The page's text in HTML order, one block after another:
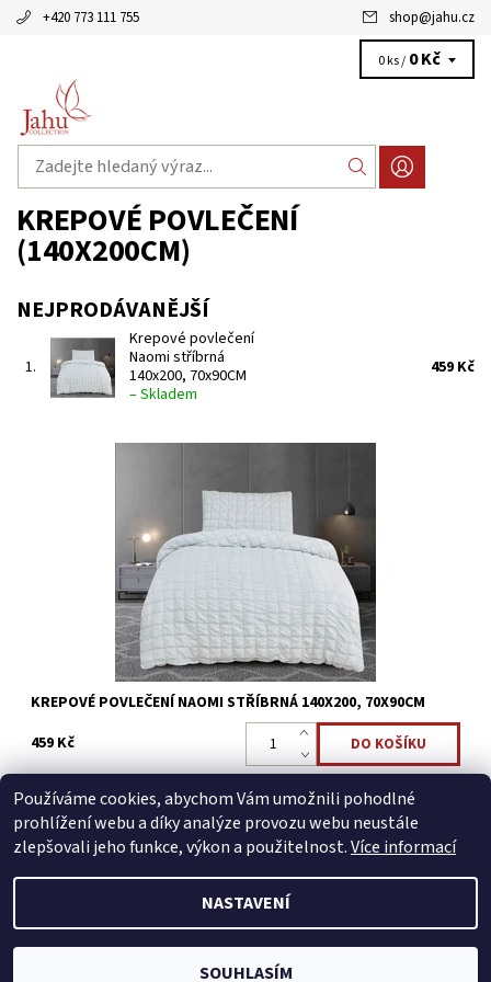
+420 773 111 755 shop@jahu.cz
0 ks / 0 Kč
KREPOVÉ POVLEČENÍ
(140X200CM)
NEJPRODÁVANĚJŠÍ
1.
Krepové povlečení
Naomi stříbrná
140x200, 70x90CM
–Skladem
459 Kč
který vytváří zajímavou strukturu na povrchu látky. Krepový
materiál má typickou lehce zvlněnou texturu, která povlečení...
Skladem >5 ks
8595248438477
KREPOVÉ POVLEČENÍ NAOMI STŘÍBRNÁ 140X200, 70X90CM
459 Kč
2026 © Jahu.cz, všechna práva vyhrazena
Vytvořil Shoptet
Používáme cookies, abychom Vám umožnili pohodlné
prohlížení webu a díky analýze provozu webu neustále
zlepšovali jeho funkce, výkon a použitelnost.Více informací
NASTAVENÍ
SOUHLASÍM